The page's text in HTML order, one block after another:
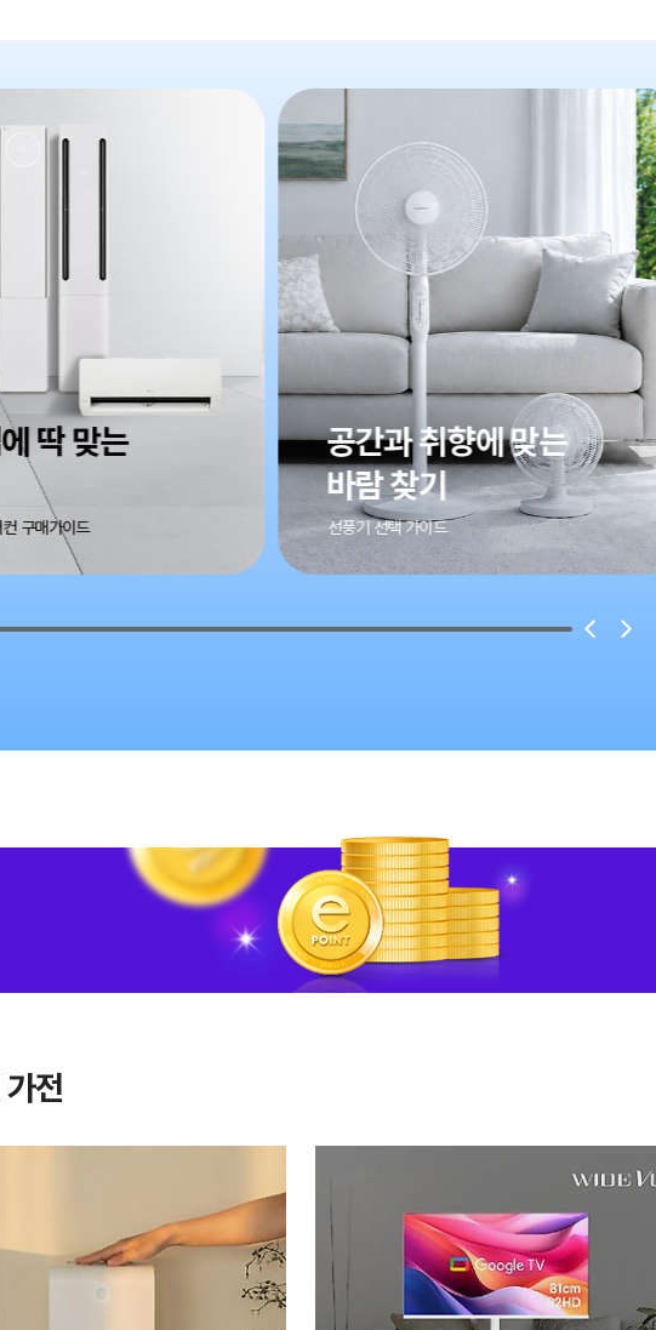
향에 맞는
드
나의
마지막 다이어트
이번 여름, 습관을 바꿀 시간
전